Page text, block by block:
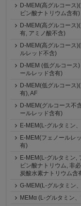
D-MEM(高グルコース
ビン酸ナトリウム含有)
D-MEM(高グルコース
有, アミノ酸不含)
D-MEM(高グルコース
ルレッド不含)
D-MEM (低グルコース
ールレッド含有)
D-MEM(低グルコース
有), AF
D-MEM(グルコース不
ールレッド含有)
E-MEM(L-グルタミン
E-MEM(フェノールレ
有)
E-MEM(L-グルタミン,
ビン酸ナトリウム, 非
炭酸水素ナトリウム含
G-MEM(L-グルタミン
MEMα (L-グルタミン